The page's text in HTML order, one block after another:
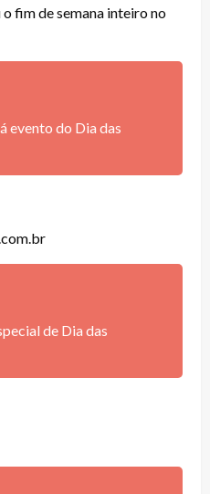
fim de semana inteiro no
evento do Dia das
de Dia das